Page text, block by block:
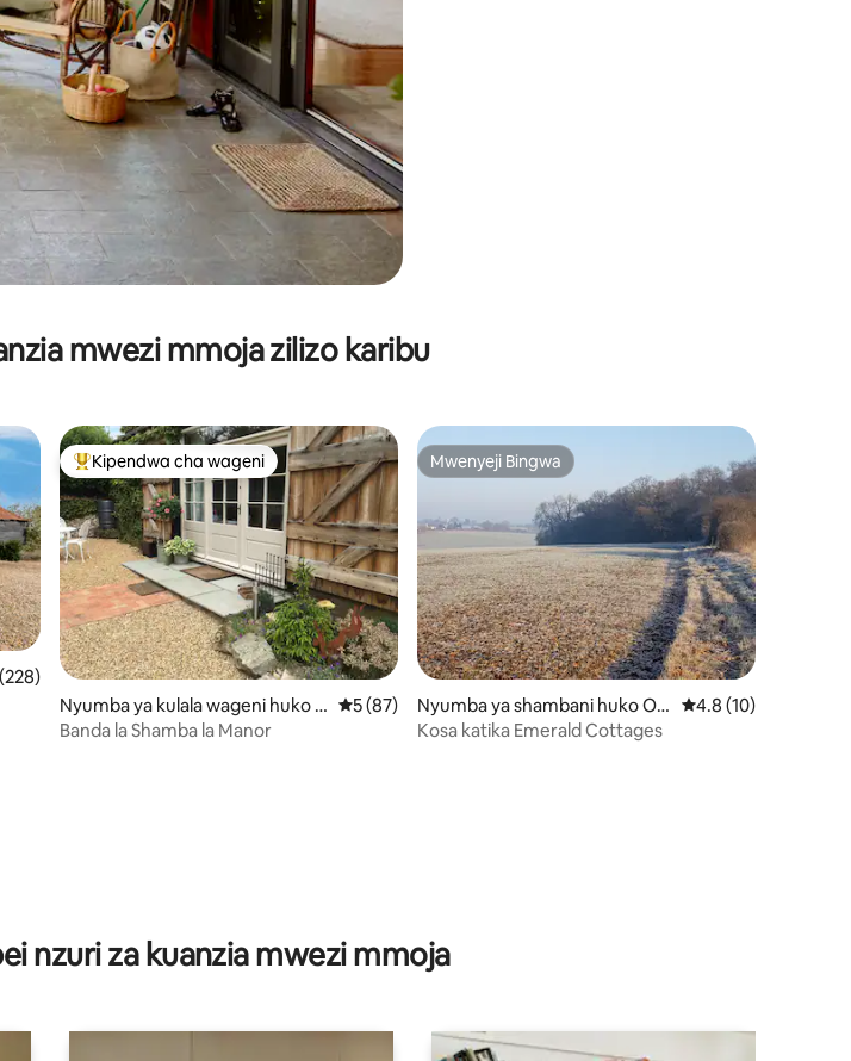
mwezi mmoja zilizo karibu
wa wastani wa 4.99 kati ya 5, tathmini 228
Kipendwa maarufu cha wageni
Kipendwa cha wageni
Nyumba ya kulala wageni huko N
r Stevenage
Ukadiriaji wa wastani wa 5 kati ya 5, tathmini 87
5 (87)
Banda la Shamba la Manor
Mwenyeji Bingwa
Mwenyeji Bingwa
Nyumba ya shambani huko Old
Hall Green
Ukadiriaji wa
4.8 (10)
Kosa katika Emerald Cottages
nzuri za kuanzia mwezi mmoja